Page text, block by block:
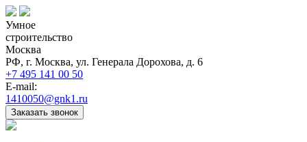
Умное
строительство
Москва
РФ, г. Москва, ул. Генерала Дорохова, д. 6
+7 495 141 00 50
E-mail:
1410050@gnk1.ru
Заказать звонок